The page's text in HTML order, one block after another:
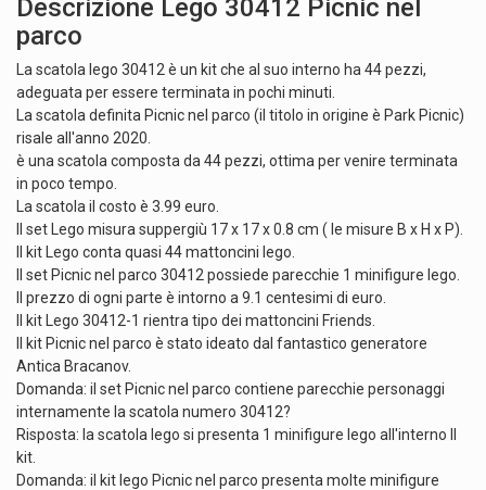
Descrizione Lego 30412 Picnic nel
parco
La scatola lego 30412 è un kit che al suo interno ha 44 pezzi,
adeguata per essere terminata in pochi minuti.
La scatola definita Picnic nel parco (il titolo in origine è Park Picnic)
risale all'anno 2020.
è una scatola composta da 44 pezzi, ottima per venire terminata
in poco tempo.
La scatola il costo è 3.99 euro.
Il set Lego misura suppergiù 17 x 17 x 0.8 cm ( le misure B x H x P).
Il kit Lego conta quasi 44 mattoncini lego.
Il set Picnic nel parco 30412 possiede parecchie 1 minifigure lego.
Il prezzo di ogni parte è intorno a 9.1 centesimi di euro.
Il kit Lego 30412-1 rientra tipo dei mattoncini Friends.
Il kit Picnic nel parco è stato ideato dal fantastico generatore
Antica Bracanov.
Domanda: il set Picnic nel parco contiene parecchie personaggi
internamente la scatola numero 30412?
Risposta: la scatola lego si presenta 1 minifigure lego all'interno Il
kit.
Domanda: il kit lego Picnic nel parco presenta molte minifigure